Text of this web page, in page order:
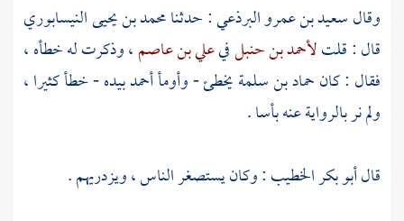
وقالسعيد بن عمرو البرذعي: حدثنامحمد بن يحيى النيسابوري
قال : قلتلأحمد بن حنبلفيعلي بن عاصم، وذكرت له خطأه ،
فقال : كانحماد بن سلمةيخطئ - وأومأأحمدبيده - خطأ كثيرا ،
ولم نر بالرواية عنه بأسا .
قالأبو بكر الخطيب: وكان يستصغر الناس ، ويزدريهم .